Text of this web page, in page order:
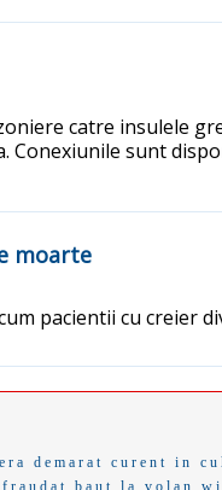
catre insulele
Conexiunile sunt
moarte
pacientii cu creier
demarat curent in
fraudat baut la volan